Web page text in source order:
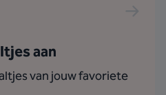
aan
van jouw favoriete